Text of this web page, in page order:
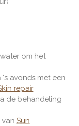
om het
's avonds met een
repair
de behandeling
van Sun